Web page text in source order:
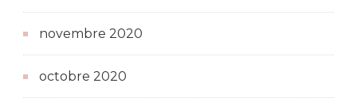
novembre 2020
octobre 2020